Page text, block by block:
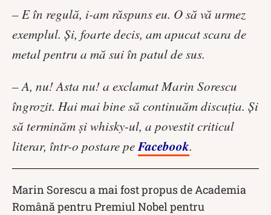
– E în regulă, i-am răspuns eu. O să vă urmez
exemplul. Şi, foarte decis, am apucat scara de
metal pentru a mă sui în patul de sus.
– A, nu! Asta nu! a exclamat Marin Sorescu
îngrozit. Hai mai bine să continuăm discuţia. Şi
să terminăm şi whisky-ul, a povestit criticul
literar, într-o postare peFacebook.
Marin Sorescu a mai fost propus de Academia
Română pentru Premiul Nobel pentru